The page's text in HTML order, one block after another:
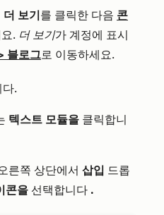
더 보기를 클릭한 다음 콘
. 더 보기가 계정에 표시
블로그로 이동하세요.
다.
텍스트 모듈을 클릭합니
른쪽 상단에서 삽입 드롭
콘을 선택합니다 .